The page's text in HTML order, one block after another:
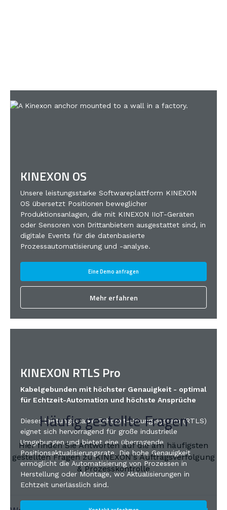
KINEXON OS
Unsere leistungsstarke Softwareplattform KINEXON
OS übersetzt Positionen beweglicher
Produktionsanlagen, die mit KINEXON IIoT-Geräten
oder Sensoren von Drittanbietern ausgestattet sind, in
digitale Events für die datenbasierte
Prozessautomatisierung und -analyse.
Eine Demo anfragen
Mehr erfahren
KINEXON RTLS Pro
Kabelgebunden mit höchster Genauigkeit - optimal
für Echtzeit-Automation und höchste Ansprüche
Dieses leistungsstarke Echtzeit-Ortungssystem (RTLS)
eignet sich hervorragend für große industrielle
Umgebungen und bietet eine überragende
Positionsaktualisierungsrate. Die hohe Genauigkeit
ermöglicht die Automatisierung von Prozessen in
Herstellung oder Montage, wo Aktualisierungen in
Echtzeit unerlässlich sind.
Häufig gestellte Fragen
Hier finden Sie Antworten auf die am häufigsten
gestellten Fragen zu KINEXON's Auftragsverfolgung
& Prozesskontrolle